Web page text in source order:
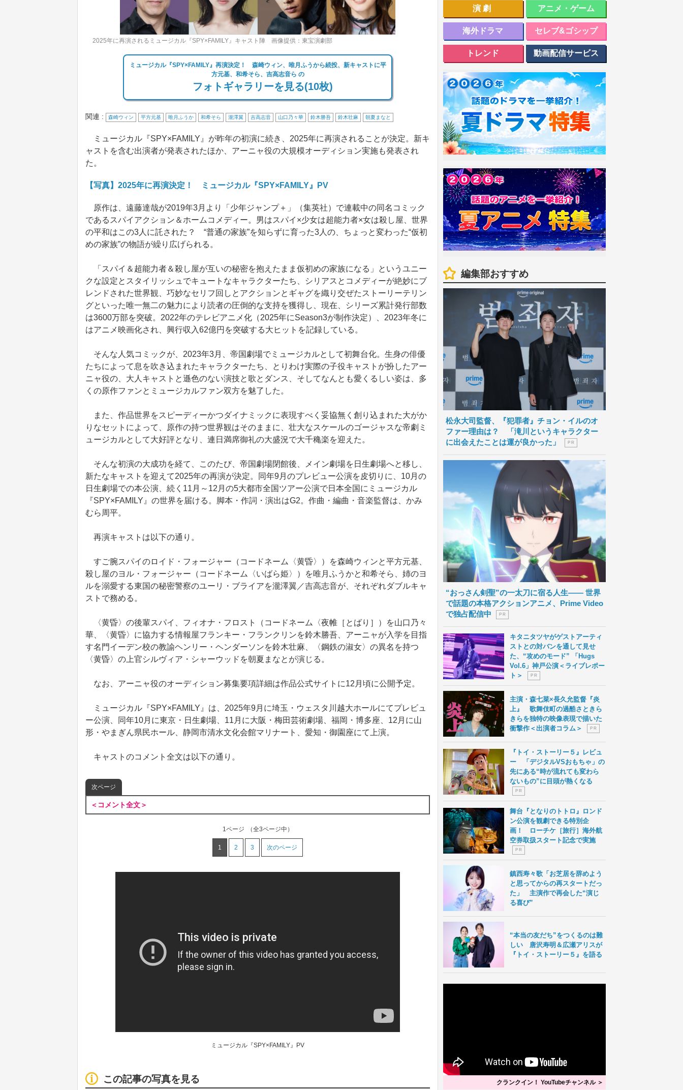
2025年に再演されるミュージカル『SPY×FAMILY』キャスト陣 画像提供：東宝演劇部
ミュージカル『SPY×FAMILY』再演決定！ 森崎ウィン、唯月ふうから続投、新キャストに平
方元基、和希そら、吉高志音ら の
フォトギャラリーを見る(10枚)
関連 : 森崎ウィン 平方元基 唯月ふうか 和希そら 瀧澤翼 吉高志音 山口乃々華 鈴木勝吾 鈴木壮麻 朝夏まなと
ミュージカル『SPY×FAMILY』が昨年の初演に続き、2025年に再演されることが決定。新キ
ャストを含む出演者が発表されたほか、アーニャ役の大規模オーディション実施も発表され
た。
【写真】2025年に再演決定！ ミュージカル『SPY×FAMILY』PV
原作は、遠藤達哉が2019年3月より「少年ジャンプ＋」（集英社）で連載中の同名コミック
であるスパイアクション＆ホームコメディー。男はスパイ×少女は超能力者×女は殺し屋、世界
の平和はこの3人に託された？ “普通の家族”を知らずに育った3人の、ちょっと変わった“仮初
めの家族”の物語が繰り広げられる。
「スパイ＆超能力者＆殺し屋が互いの秘密を抱えたまま仮初めの家族になる」というユニー
クな設定とスタイリッシュでキュートなキャラクターたち、シリアスとコメディーが絶妙にブ
レンドされた世界観、巧妙なセリフ回しとアクションとギャグを織り交ぜたストーリーテリン
グといった唯一無二の魅力により読者の圧倒的な支持を獲得し、現在、シリーズ累計発行部数
は3600万部を突破。2022年のテレビアニメ化（2025年にSeason3が制作決定）、2023年冬に
はアニメ映画化され、興行収入62億円を突破する大ヒットを記録している。
そんな人気コミックが、2023年3月、帝国劇場でミュージカルとして初舞台化。生身の俳優
たちによって息を吹き込まれたキャラクターたち、とりわけ実際の子役キャストが扮したアー
ニャ役の、大人キャストと遜色のない演技と歌とダンス、そしてなんとも愛くるしい姿は、多
くの原作ファンとミュージカルファン双方を魅了した。
また、作品世界をスピーディーかつダイナミックに表現すべく妥協無く創り込まれた大がか
りなセットによって、原作の持つ世界観はそのままに、壮大なスケールのゴージャスな帝劇ミ
ュージカルとして大好評となり、連日満席御礼の大盛況で大千穐楽を迎えた。
そんな初演の大成功を経て、このたび、帝国劇場閉館後、メイン劇場を日生劇場へと移し、
新たなキャストを迎えて2025年の再演が決定。同年9月のプレビュー公演を皮切りに、10月の
日生劇場での本公演、続く11月～12月の5大都市全国ツアー公演で日本全国にミュージカル
『SPY×FAMILY』の世界を届ける。脚本・作詞・演出はG2。作曲・編曲・音楽監督は、かみ
むら周平。
再演キャストは以下の通り。
すご腕スパイのロイド・フォージャー（コードネーム〈黄昏〉）を森崎ウィンと平方元基、
殺し屋のヨル・フォージャー（コードネーム〈いばら姫〉）を唯月ふうかと和希そら、姉のヨ
ルを溺愛する東国の秘密警察のユーリ・ブライアを瀧澤翼／吉高志音が、それぞれダブルキャ
ストで務める。
〈黄昏〉の後輩スパイ、フィオナ・フロスト（コードネーム〈夜帷［とばり］）を山口乃々
華、〈黄昏〉に協力する情報屋フランキー・フランクリンを鈴木勝吾、アーニャが入学を目指
す名門イーデン校の教諭ヘンリー・ヘンダーソンを鈴木壮麻、〈鋼鉄の淑女〉の異名を持つ
〈黄昏〉の上官シルヴィア・シャーウッドを朝夏まなとが演じる。
なお、アーニャ役のオーディション募集要項詳細は作品公式サイトに12月頃に公開予定。
ミュージカル『SPY×FAMILY』は、2025年9月に埼玉・ウェスタ川越大ホールにてプレビュ
ー公演、同年10月に東京・日生劇場、11月に大阪・梅田芸術劇場、福岡・博多座、12月に山
形・やまぎん県民ホール、静岡市清水文化会館マリナート、愛知・御園座にて上演。
キャストのコメント全文は以下の通り。
次ページ
＜コメント全文＞
1ページ （全3ページ中）
1 2 3 次のページ
ミュージカル『SPY×FAMILY』PV
この記事の写真を見る
演劇 アニメ・ゲーム
海外ドラマ セレブ&ゴシップ
トレンド 動画配信サービス
編集部おすすめ
松永大司監督、『犯罪者』チョン・イルのオ
ファー理由は？ 「滝川というキャラクター
に出会えたことは運が良かった」
P R
“おっさん剣聖”の一太刀に宿る人生―― 世界
で話題の本格アクションアニメ、Prime Video
で独占配信中
P R
キタニタツヤがゲストアーティ
ストとの対バンを通して見せ
た、“攻めのモード” 「Hugs
Vol.6」神戸公演＜ライブレポー
ト＞
P R
主演・森七菜×長久允監督『炎
上』 歌舞伎町の過酷さときら
きらを独特の映像表現で描いた
衝撃作＜出演者コラム＞
P R
『トイ・ストーリー５』レビュ
ー 「デジタルVSおもちゃ」の
先にある“時が流れても変わら
ないもの”に目頭が熱くなる
P R
舞台『となりのトトロ』ロンド
ン公演を観劇できる特別企
画！ ローチケ［旅行］海外航
空券取扱スタート記念で実施
P R
鎮西寿々歌「お芝居を辞めよう
と思ってからの再スタートだっ
た」 主演作で再会した“演じ
る喜び”
“本当の友だち”をつくるのは難
しい 唐沢寿明＆広瀬アリスが
『トイ・ストーリー５』を語る
クランクイン！ YouTubeチャンネル ＞